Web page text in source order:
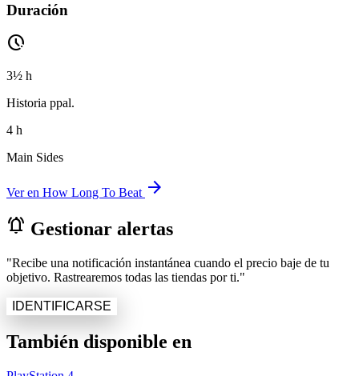
Duración
pace
3½ h
Historia ppal.
4 h
Main Sides
Ver en How Long To Beat arrow_forward
notifications_active Gestionar alertas
"Recibe una notificación instantánea cuando el precio baje de tu
objetivo. Rastrearemos todas las tiendas por ti."
IDENTIFICARSE
También disponible en